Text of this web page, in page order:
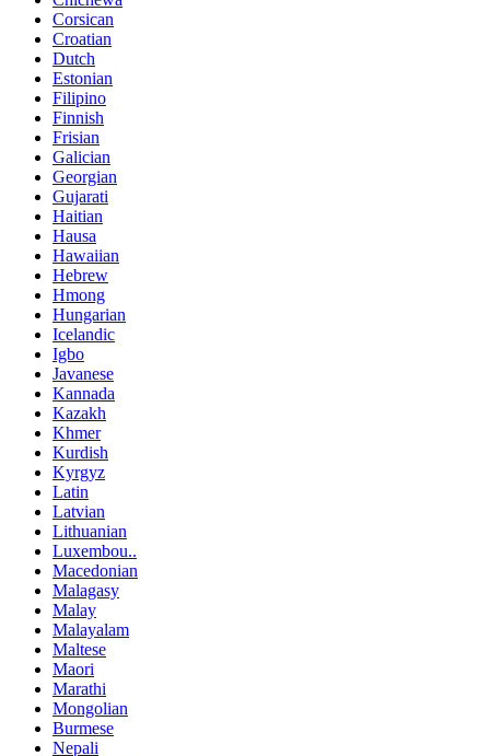
Corsican
Croatian
Dutch
Estonian
Filipino
Finnish
Frisian
Galician
Georgian
Gujarati
Haitian
Hausa
Hawaiian
Hebrew
Hmong
Hungarian
Icelandic
Igbo
Javanese
Kannada
Kazakh
Khmer
Kurdish
Kyrgyz
Latin
Latvian
Lithuanian
Luxembou..
Macedonian
Malagasy
Malay
Malayalam
Maltese
Maori
Marathi
Mongolian
Burmese
Nepali